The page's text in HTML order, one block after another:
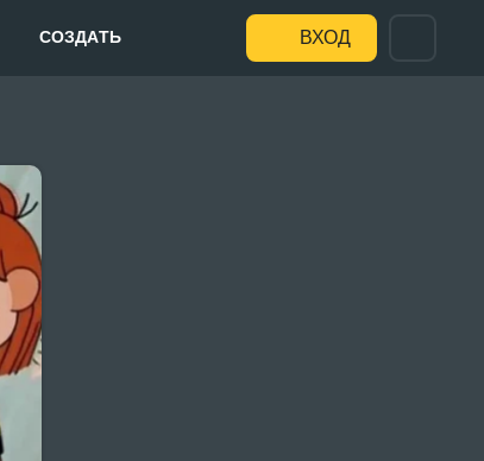
СОЗДАТЬ ВХОД